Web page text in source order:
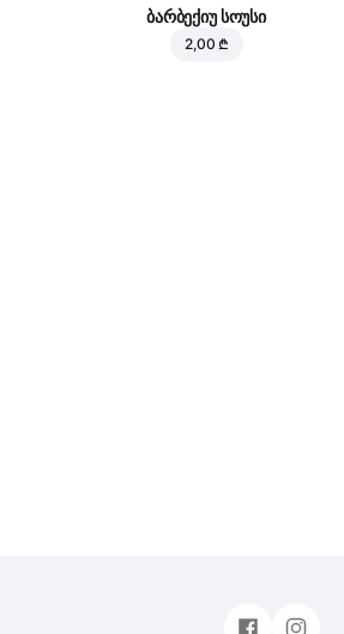
ბარბექიუ სოუსი
2,00 ₾